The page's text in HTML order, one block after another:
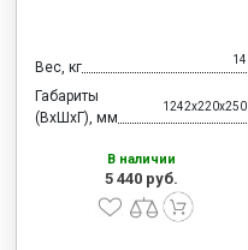
Вес, кг 14
Габариты
(ВхШхГ), мм
1242x220x250
В наличии
5 440 руб.